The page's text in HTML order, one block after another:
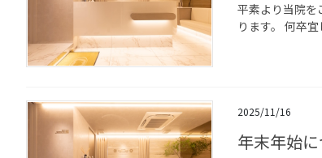
平素より当院を
ります。 何卒
2025/11/16
年末年始